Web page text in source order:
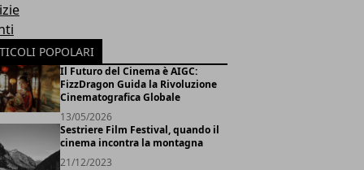
POPOLARI
Il Futuro del Cinema è AIGC:
FizzDragon Guida la Rivoluzione
Cinematografica Globale
13/05/2026
Sestriere Film Festival, quando il
cinema incontra la montagna
21/12/2023